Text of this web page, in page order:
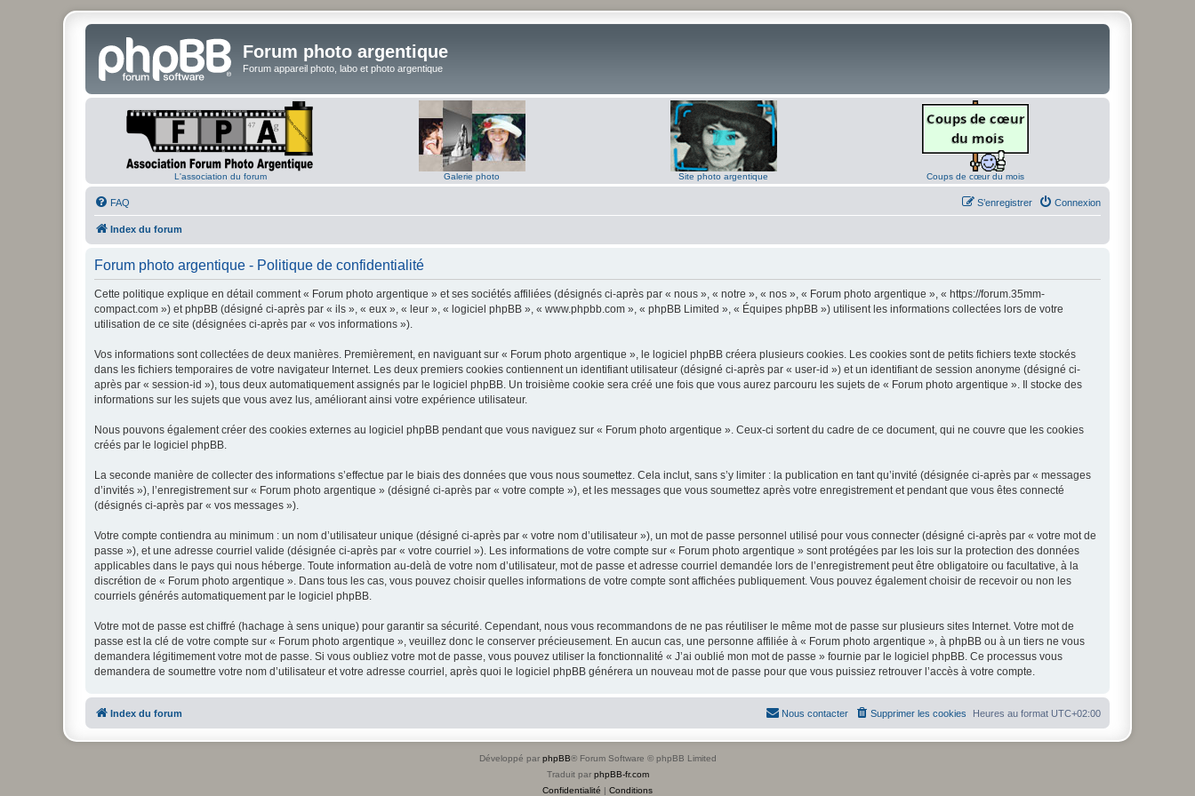
Forum photo argentique
Forum appareil photo, labo et photo argentique
L'association du forum Galerie photo Site photo argentique Coups de cœur du mois
FAQ Connexion
S’enregistrer
Index du forum
Forum photo argentique - Politique de confidentialité
Cette politique explique en détail comment « Forum photo argentique » et ses sociétés affiliées (désignés ci-après par « nous », « notre », « nos », « Forum photo argentique », « https://forum.35mm-
compact.com ») et phpBB (désigné ci-après par « ils », « eux », « leur », « logiciel phpBB », « www.phpbb.com », « phpBB Limited », « Équipes phpBB ») utilisent les informations collectées lors de votre
utilisation de ce site (désignées ci-après par « vos informations »).
Vos informations sont collectées de deux manières. Premièrement, en naviguant sur « Forum photo argentique », le logiciel phpBB créera plusieurs cookies. Les cookies sont de petits fichiers texte stockés
dans les fichiers temporaires de votre navigateur Internet. Les deux premiers cookies contiennent un identifiant utilisateur (désigné ci-après par « user-id ») et un identifiant de session anonyme (désigné ci-
après par « session-id »), tous deux automatiquement assignés par le logiciel phpBB. Un troisième cookie sera créé une fois que vous aurez parcouru les sujets de « Forum photo argentique ». Il stocke des
informations sur les sujets que vous avez lus, améliorant ainsi votre expérience utilisateur.
Nous pouvons également créer des cookies externes au logiciel phpBB pendant que vous naviguez sur « Forum photo argentique ». Ceux-ci sortent du cadre de ce document, qui ne couvre que les cookies
créés par le logiciel phpBB.
La seconde manière de collecter des informations s’effectue par le biais des données que vous nous soumettez. Cela inclut, sans s’y limiter : la publication en tant qu’invité (désignée ci-après par « messages
d’invités »), l’enregistrement sur « Forum photo argentique » (désigné ci-après par « votre compte »), et les messages que vous soumettez après votre enregistrement et pendant que vous êtes connecté
(désignés ci-après par « vos messages »).
Votre compte contiendra au minimum : un nom d’utilisateur unique (désigné ci-après par « votre nom d’utilisateur »), un mot de passe personnel utilisé pour vous connecter (désigné ci-après par « votre mot de
passe »), et une adresse courriel valide (désignée ci-après par « votre courriel »). Les informations de votre compte sur « Forum photo argentique » sont protégées par les lois sur la protection des données
applicables dans le pays qui nous héberge. Toute information au-delà de votre nom d’utilisateur, mot de passe et adresse courriel demandée lors de l’enregistrement peut être obligatoire ou facultative, à la
discrétion de « Forum photo argentique ». Dans tous les cas, vous pouvez choisir quelles informations de votre compte sont affichées publiquement. Vous pouvez également choisir de recevoir ou non les
courriels générés automatiquement par le logiciel phpBB.
Votre mot de passe est chiffré (hachage à sens unique) pour garantir sa sécurité. Cependant, nous vous recommandons de ne pas réutiliser le même mot de passe sur plusieurs sites Internet. Votre mot de
passe est la clé de votre compte sur « Forum photo argentique », veuillez donc le conserver précieusement. En aucun cas, une personne affiliée à « Forum photo argentique », à phpBB ou à un tiers ne vous
demandera légitimement votre mot de passe. Si vous oubliez votre mot de passe, vous pouvez utiliser la fonctionnalité « J’ai oublié mon mot de passe » fournie par le logiciel phpBB. Ce processus vous
demandera de soumettre votre nom d’utilisateur et votre adresse courriel, après quoi le logiciel phpBB générera un nouveau mot de passe pour que vous puissiez retrouver l’accès à votre compte.
Index du forum Heures au format UTC+02:00
Supprimer les cookies
Nous contacter
Développé par phpBB® Forum Software © phpBB Limited
Traduit par phpBB-fr.com
Confidentialité | Conditions